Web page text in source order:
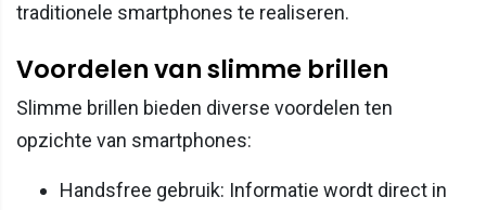
traditionele smartphones te realiseren.​
Voordelen van slimme brillen
Slimme brillen bieden diverse voordelen ten
opzichte van smartphones:​
Handsfree gebruik: Informatie wordt direct in